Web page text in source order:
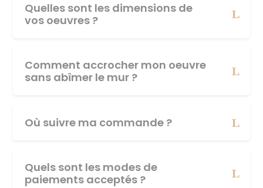
Quelles sont les dimensions de
vos oeuvres ?
Comment accrocher mon oeuvre
sans abîmer le mur ?
Où suivre ma commande ?
Quels sont les modes de
paiements acceptés ?